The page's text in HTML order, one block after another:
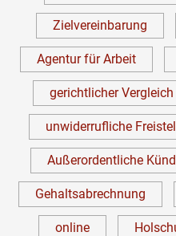
Zielvereinbarung
Agentur für Arbeit
gerichtlicher Vergleich
unwiderrufliche
Außerordentliche
Gehaltsabrechnung
online